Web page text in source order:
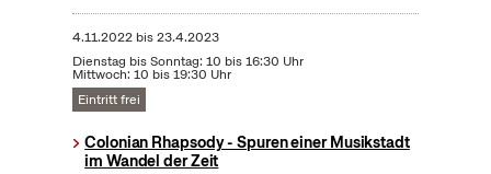
4.11.2022bis23.4.2023
Dienstag bis Sonntag: 10 bis 16:30 Uhr
Mittwoch: 10 bis 19:30 Uhr
Eintritt frei
Colonian Rhapsody - Spuren einer Musikstadt
im Wandel der Zeit